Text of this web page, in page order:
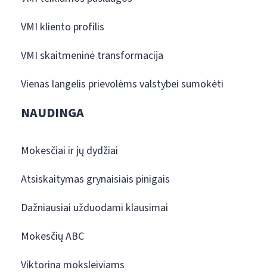
VMI kliento profilis
VMI skaitmeninė transformacija
Vienas langelis prievolėms valstybei sumokėti
NAUDINGA
Mokesčiai ir jų dydžiai
Atsiskaitymas grynaisiais pinigais
Dažniausiai užduodami klausimai
Mokesčių ABC
Viktorina moksleiviams